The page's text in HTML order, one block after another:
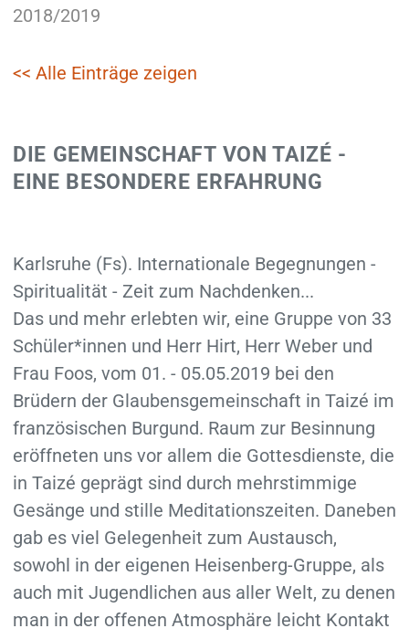
2018/2019
<< Alle Einträge zeigen
DIE GEMEINSCHAFT VON TAIZÉ -
EINE BESONDERE ERFAHRUNG
Karlsruhe (Fs). Internationale Begegnungen -
Spiritualität - Zeit zum Nachdenken...
Das und mehr erlebten wir, eine Gruppe von 33
Schüler*innen und Herr Hirt, Herr Weber und
Frau Foos, vom 01. - 05.05.2019 bei den
Brüdern der Glaubensgemeinschaft in Taizé im
französischen Burgund. Raum zur Besinnung
eröffneten uns vor allem die Gottesdienste, die
in Taizé geprägt sind durch mehrstimmige
Gesänge und stille Meditationszeiten. Daneben
gab es viel Gelegenheit zum Austausch,
sowohl in der eigenen Heisenberg-Gruppe, als
auch mit Jugendlichen aus aller Welt, zu denen
man in der offenen Atmosphäre leicht Kontakt